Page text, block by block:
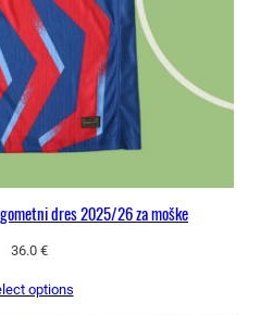
dres 2025/26 za moške
36.0 €
options